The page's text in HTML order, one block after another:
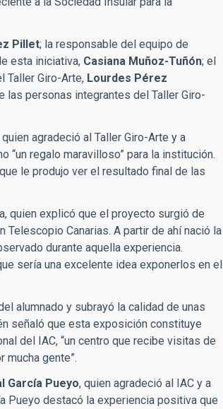
Pillet; la responsable del equipo de
esta iniciativa, Casiana Muñoz-Tuñón; el
Taller Giro-Arte, Lourdes Pérez
las personas integrantes del Taller Giro-
quien agradeció al Taller Giro-Arte y a
regalo maravilloso” para la institución.
le produjo ver el resultado final de las
quien explicó que el proyecto surgió de
Telescopio Canarias. A partir de ahí nació la
durante aquella experiencia.
sería una excelente idea exponerlos en el
alumnado y subrayó la calidad de unas
señaló que esta exposición constituye
del IAC, “un centro que recibe visitas de
gente”.
García Pueyo, quien agradeció al IAC y a
Pueyo destacó la experiencia positiva que